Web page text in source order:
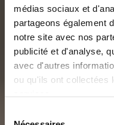
médias sociaux et
partageons également
notre site avec nos
publicité et d'analyse,
avec d'autres
ou qu'ils ont collectées